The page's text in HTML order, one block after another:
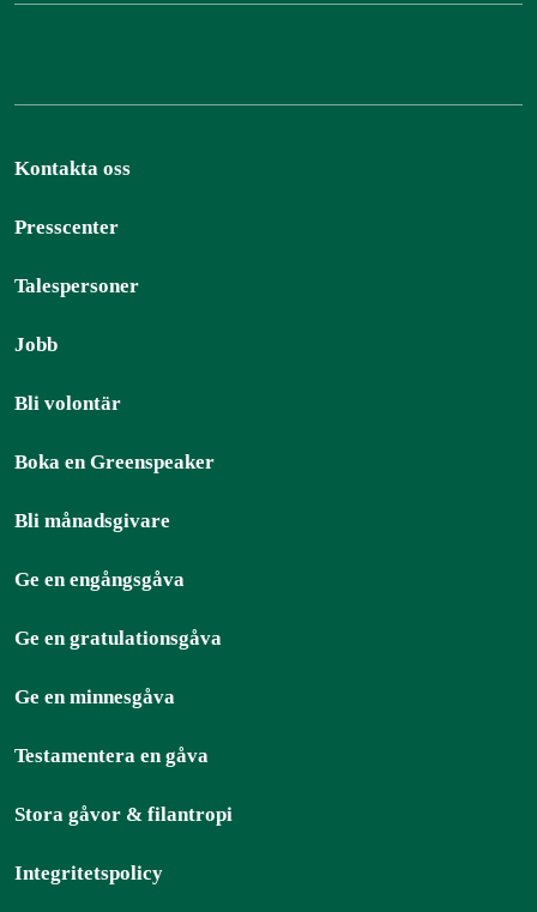
Kontakta oss
Presscenter
Talespersoner
Jobb
Bli volontär
Boka en Greenspeaker
Bli månadsgivare
Ge en engångsgåva
Ge en gratulationsgåva
Ge en minnesgåva
Testamentera en gåva
Stora gåvor & filantropi
Integritetspolicy